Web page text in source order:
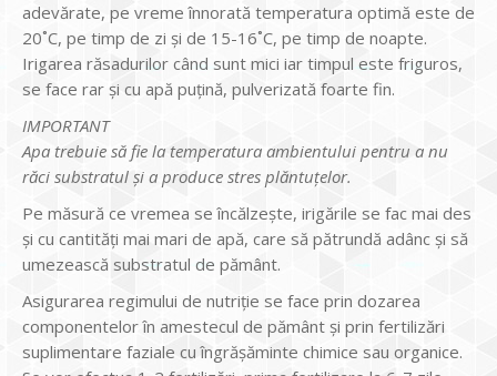
adevărate, pe vreme înnorată temperatura optimă este de
20˚C, pe timp de zi și de 15-16˚C, pe timp de noapte.
Irigarea răsadurilor când sunt mici iar timpul este friguros,
se face rar și cu apă puțină, pulverizată foarte fin.
IMPORTANT
Apa trebuie să fie la temperatura ambientului pentru a nu
răci substratul și a produce stres plăntuțelor.
Pe măsură ce vremea se încălzește, irigările se fac mai des
și cu cantități mai mari de apă, care să pătrundă adânc și să
umezească substratul de pământ.
Asigurarea regimului de nutriție se face prin dozarea
componentelor în amestecul de pământ și prin fertilizări
suplimentare faziale cu îngrășăminte chimice sau organice.